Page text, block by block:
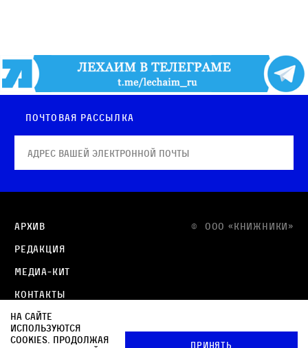
Почтовая рассылка
© OOO «КНИЖНИКИ»
Архив
Редакция
Медиа-кит
Контакты
Политика в отношении обработки персональных
данных
На сайте
используются
cookies. Продолжая
Принять